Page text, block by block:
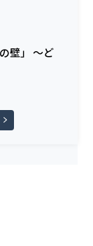
壁」 ～ど